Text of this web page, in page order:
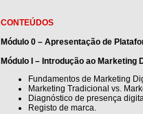
CONTEÚDOS
Módulo 0 – Apresentação de
Módulo I – Introdução ao Marketing
Fundamentos de Marketing
Marketing Tradicional vs.
Diagnóstico de presença
Registo de marca.